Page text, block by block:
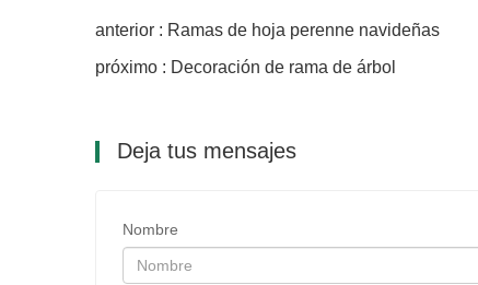
anterior : Ramas de hoja perenne navideñas
próximo : Decoración de rama de árbol
Deja tus mensajes
Nombre